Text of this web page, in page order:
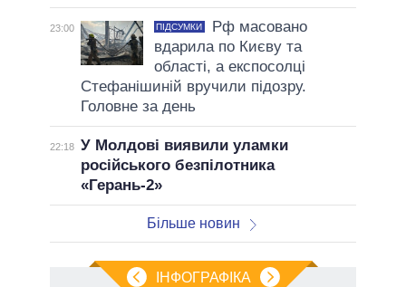
23:00 ПІДСУМКИ
Рф масовано
вдарила по Києву та
області, а експосолці
Стефанішиній вручили підозру.
Головне за день
22:18 У Молдові виявили уламки
російського безпілотника
«Герань-2»
Більше новин
ІНФОГРАФІКА